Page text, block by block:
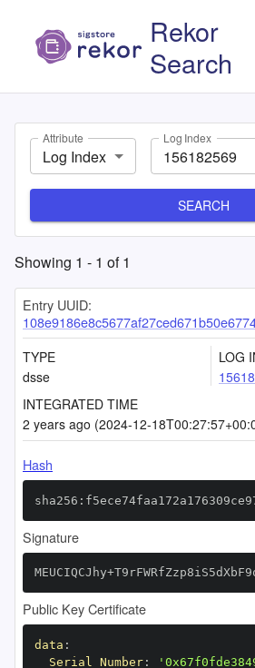
Rekor
Search
Attribute
Log Index
Log Index
SEARCH
Showing 1 - 1 of1
Entry UUID:
TYPE
dsse
LOG
INTEGRATED TIME
2 years ago (2024-12-
Hash
Signature
Public Key Certificate
data :
Serial Number: